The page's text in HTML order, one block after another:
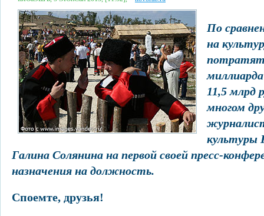
По
на
миллиарда
11,5 млрд
многом
культуры
Галина Солянина на первой своей пресс-
назначения на должность.
Споемте, друзья!